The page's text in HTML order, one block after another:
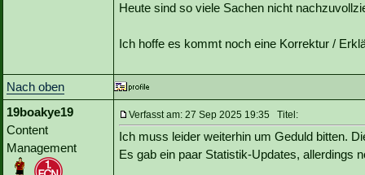
Heute sind so viele Sachen nicht
Ich hoffe es kommt noch eine Korrektur /
Nach oben
19boakye19
Content
Management
Verfasst am: 27 Sep 2025 19:35 Titel:
Ich muss leider weiterhin um Geduld bitten.
Es gab ein paar Statistik-Updates, allerdings